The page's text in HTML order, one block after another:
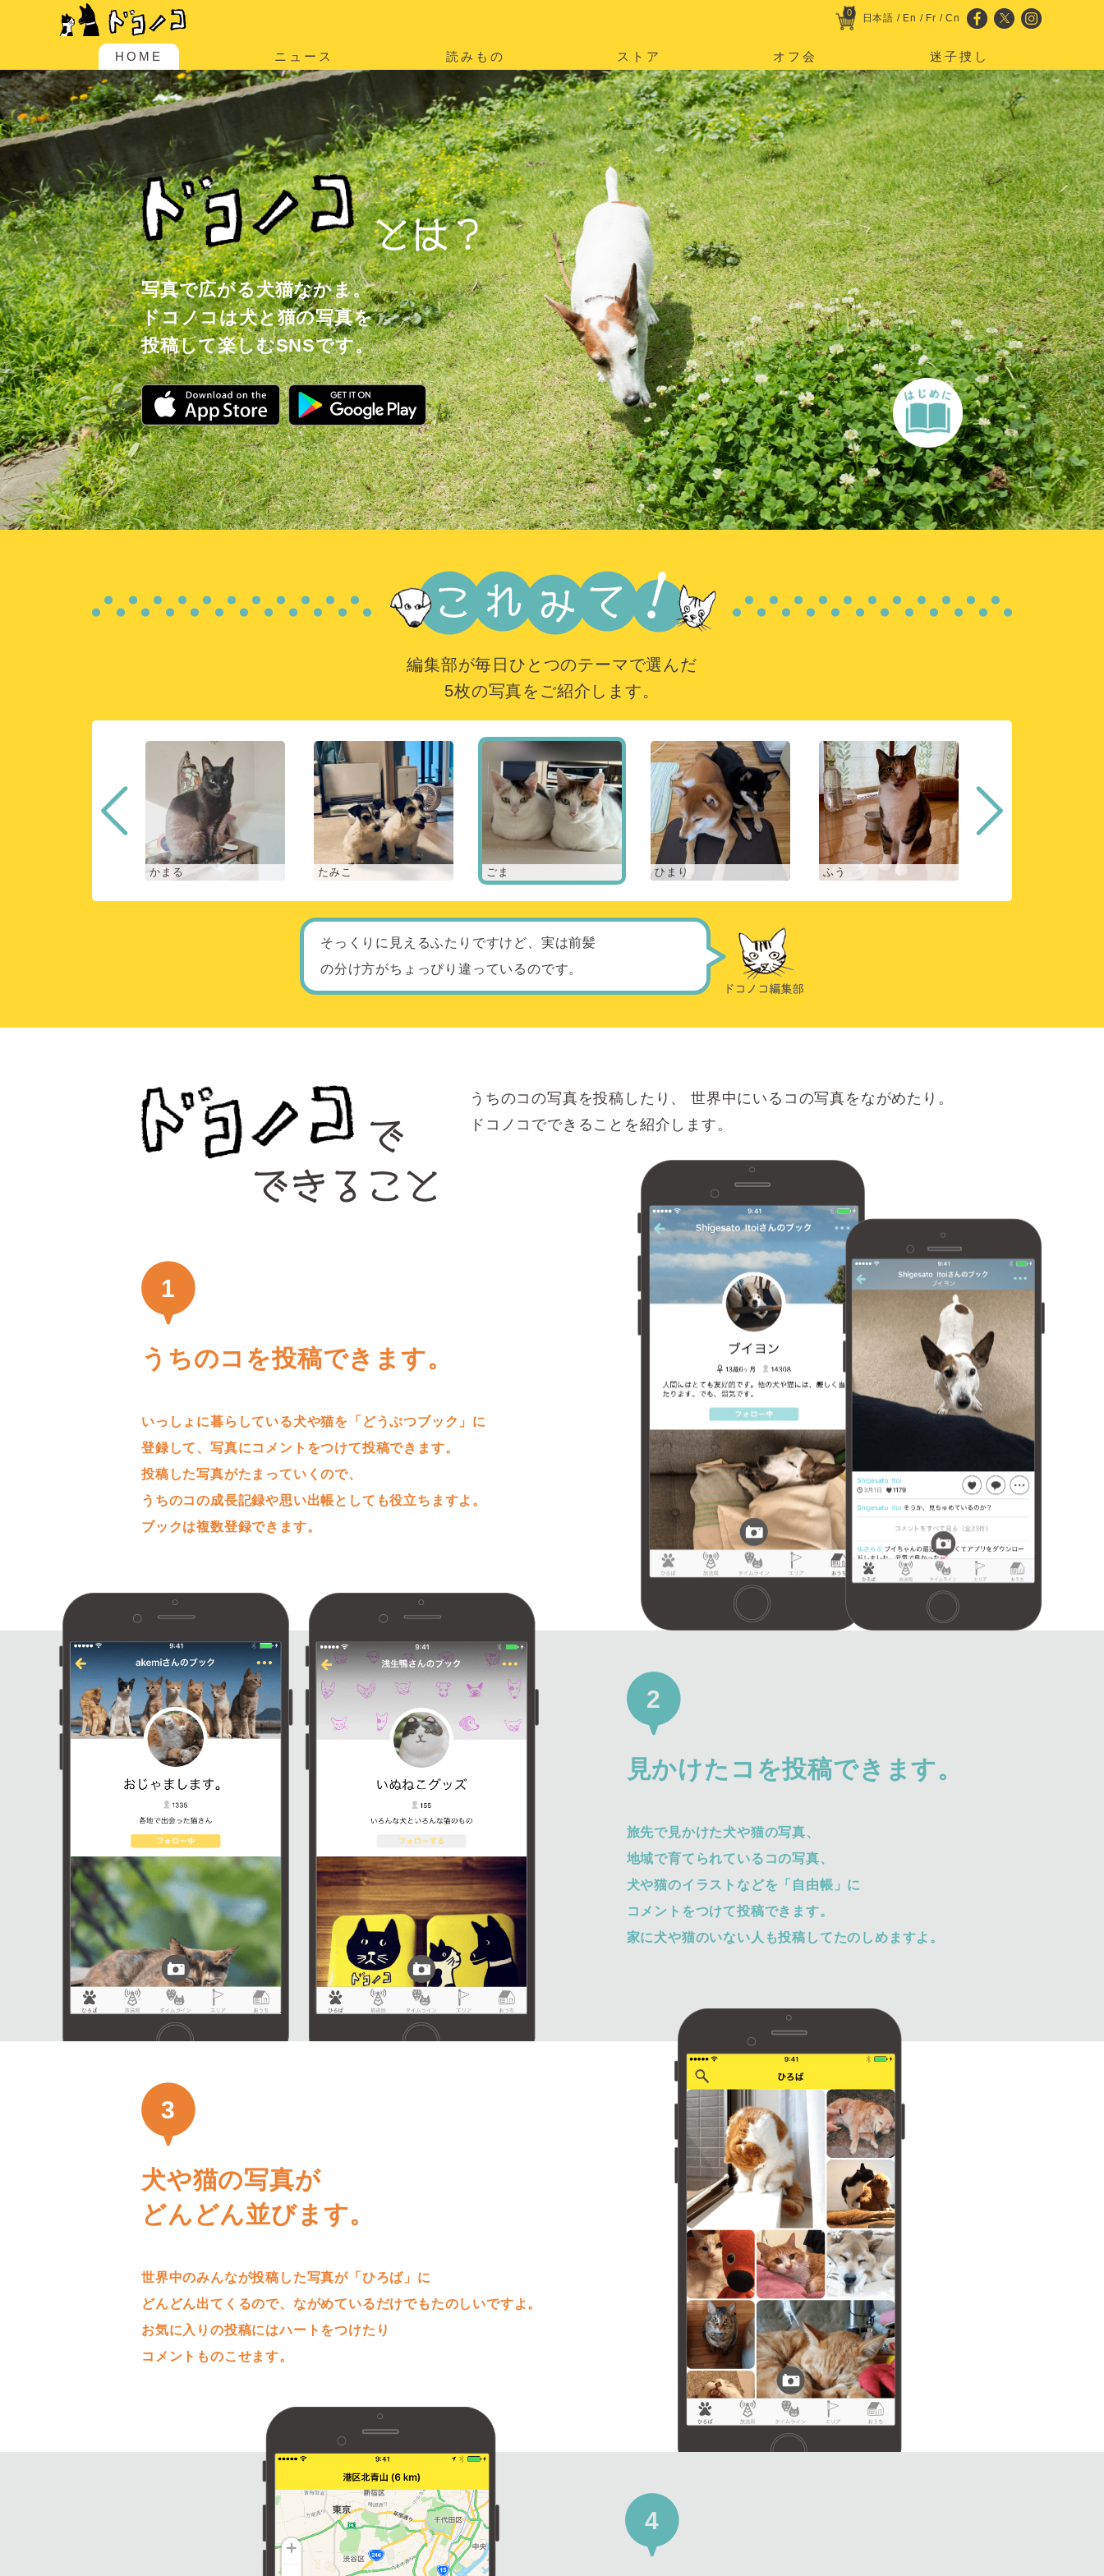
0 日本語 / En / Fr /Cn
HOME ニュース 読みもの ストア オフ会 迷子捜し
写真で広がる犬猫なかま。
ドコノコは犬と猫の写真を
投稿して楽しむSNSです。
編集部が毎日ひとつのテーマで選んだ
5枚の写真をご紹介します。
かまる たみこ ごま ひまり ふう
そっくりに見えるふたりですけど、実は前髪
の分け方がちょっぴり違っているのです。
うちのコの写真を投稿したり、
世界中にいるコの写真をながめたり。
ドコノコでできることを紹介します。
1
うちのコを投稿できます。
いっしょに暮らしている犬や猫を「どうぶつブック」に
登録して、写真にコメントをつけて投稿できます。
投稿した写真がたまっていくので、
うちのコの成長記録や思い出帳としても役立ちますよ。
ブックは複数登録できます。
2
見かけたコを投稿できます。
旅先で見かけた犬や猫の写真、
地域で育てられているコの写真、
犬や猫のイラストなどを「自由帳」に
コメントをつけて投稿できます。
家に犬や猫のいない人も投稿してたのしめますよ。
3
犬や猫の写真が
どんどん並びます。
世界中のみんなが投稿した写真が「ひろば」に
どんどん出てくるので、ながめているだけでもたのしいですよ。
お気に入りの投稿にはハートをつけたり
コメントものこせます。
4